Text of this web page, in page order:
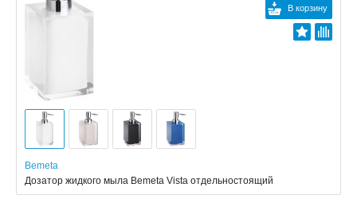
В корзину
Bemeta
Дозатор жидкого мыла Bemeta Vista отдельностоящий